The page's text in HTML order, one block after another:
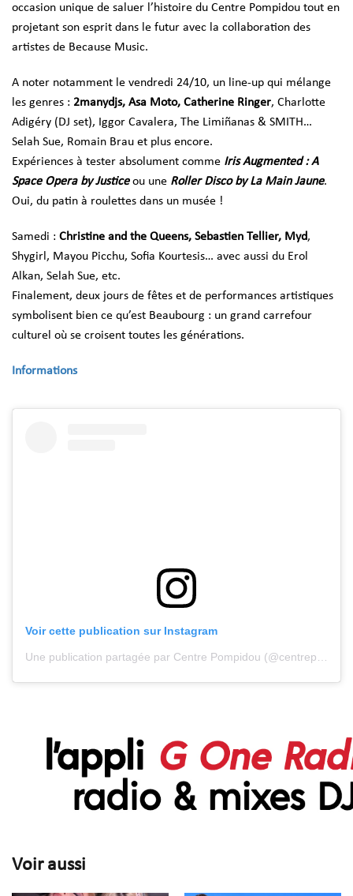
occasion unique de saluer l’histoire du Centre Pompidou tout en
projetant son esprit dans le futur avec la collaboration des
artistes de Because Music.
A noter notamment le vendredi 24/10, un line-up qui mélange
les genres : 2manydjs, Asa Moto, Catherine Ringer, Charlotte
Adigéry (DJ set), Iggor Cavalera, The Limiñanas & SMITH…
Selah Sue, Romain Brau et plus encore.
Expériences à tester absolument comme Iris Augmented : A
Space Opera by Justice ou une Roller Disco by La Main Jaune.
Oui, du patin à roulettes dans un musée !
Samedi : Christine and the Queens, Sebastien Tellier, Myd,
Shygirl, Mayou Picchu, Sofia Kourtesis… avec aussi du Erol
Alkan, Selah Sue, etc.
Finalement, deux jours de fêtes et de performances artistiques
symbolisent bien ce qu’est Beaubourg : un grand carrefour
culturel où se croisent toutes les générations.
Informations
Voir cette publication sur Instagram
Voir aussi